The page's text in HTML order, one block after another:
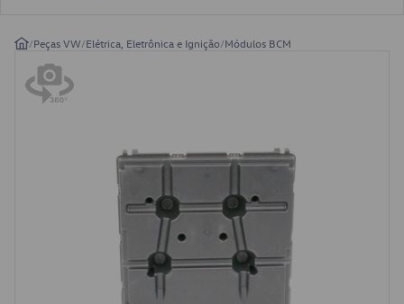
/Peças VW/Elétrica, Eletrônica e Ignição/Módulos BCM